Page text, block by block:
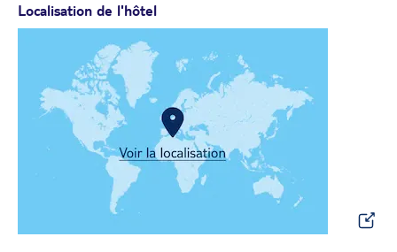
Localisation de l'hôtel